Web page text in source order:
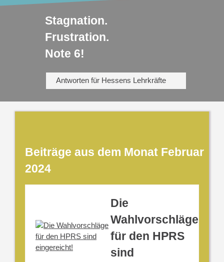
Stagnation.
Frustration.
Note 6!
Antworten für Hessens Lehrkräfte
Beiträge aus dem Monat Februar
2024
Die
Wahlvorschläge
für den HPRS
sind